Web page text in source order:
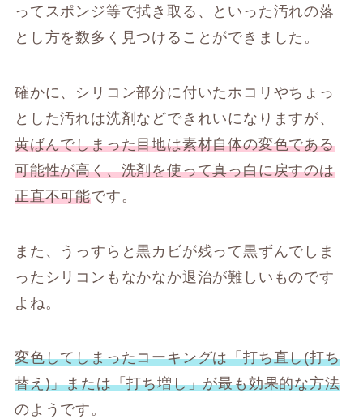
ってスポンジ等で拭き取る、といった汚れの落
とし方を数多く見つけることができました。
確かに、シリコン部分に付いたホコリやちょっ
とした汚れは洗剤などできれいになりますが、
黄ばんでしまった目地は素材自体の変色である
可能性が高く、洗剤を使って真っ白に戻すのは
正直不可能です。
また、うっすらと黒カビが残って黒ずんでしま
ったシリコンもなかなか退治が難しいものです
よね。
変色してしまったコーキングは「打ち直し(打ち
替え)」または「打ち増し」が最も効果的な方法
のようです。